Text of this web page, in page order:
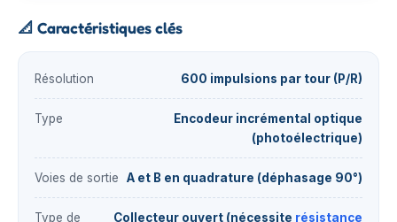
📐 Caractéristiques clés
Résolution 600 impulsions par tour (P/R)
Type
Encodeur incrémental optique
(photoélectrique)
Voies de sortie A et B en quadrature (déphasage 90°)
Type de
Collecteur ouvert (nécessite résistance